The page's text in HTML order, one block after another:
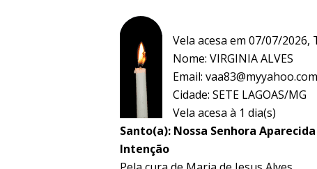
Vela acesa em 07/07/2026,
Nome: VIRGINIA ALVES
Email: vaa83@myyahoo.com
Cidade: SETE LAGOAS/MG
Vela acesa à 1 dia(s)
Santo(a): Nossa Senhora Aparecida
Intenção